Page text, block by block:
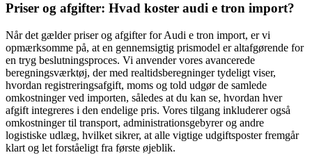
Priser og afgifter: Hvad koster audi e tron import?
Når det gælder priser og afgifter for Audi e tron import, er vi
opmærksomme på, at en gennemsigtig prismodel er altafgørende for
en tryg beslutningsproces. Vi anvender vores avancerede
beregningsværktøj, der med realtidsberegninger tydeligt viser,
hvordan registreringsafgift, moms og told udgør de samlede
omkostninger ved importen, således at du kan se, hvordan hver
afgift integreres i den endelige pris. Vores tilgang inkluderer også
omkostninger til transport, administrationsgebyrer og andre
logistiske udlæg, hvilket sikrer, at alle vigtige udgiftsposter fremgår
klart og let forståeligt fra første øjeblik.